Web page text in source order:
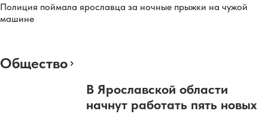
Полиция поймала ярославца за ночные прыжки на чужой
машине
Общество
В Ярославской области
начнут работать пять новых